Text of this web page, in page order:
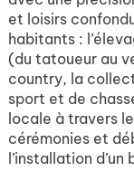
et loisirs
habitants :
(du tatoueur au
country, la
sport et de
locale à travers
cérémonies et
l’installation